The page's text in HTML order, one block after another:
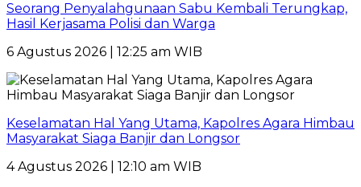
Seorang Penyalahgunaan Sabu Kembali Terungkap,
Hasil Kerjasama Polisi dan Warga
6 Agustus 2026 | 12:25 am WIB
Keselamatan Hal Yang Utama, Kapolres Agara Himbau
Masyarakat Siaga Banjir dan Longsor
4 Agustus 2026 | 12:10 am WIB